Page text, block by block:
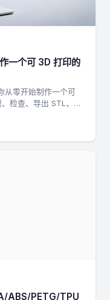
一个可 3D 打印的
从零开始制作一个可
检查、导出 STL，适
ABS/PETG/TPU